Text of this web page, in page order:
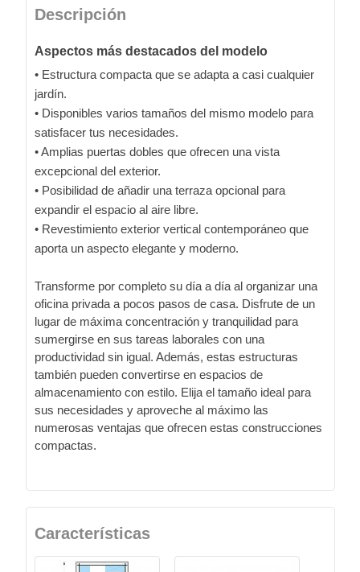
Descripción
Aspectos más destacados del modelo
• Estructura compacta que se adapta a casi cualquier
jardín.
• Disponibles varios tamaños del mismo modelo para
satisfacer tus necesidades.
• Amplias puertas dobles que ofrecen una vista
excepcional del exterior.
• Posibilidad de añadir una terraza opcional para
expandir el espacio al aire libre.
• Revestimiento exterior vertical contemporáneo que
aporta un aspecto elegante y moderno.
Transforme por completo su día a día al organizar una
oficina privada a pocos pasos de casa. Disfrute de un
lugar de máxima concentración y tranquilidad para
sumergirse en sus tareas laborales con una
productividad sin igual. Además, estas estructuras
también pueden convertirse en espacios de
almacenamiento con estilo. Elija el tamaño ideal para
sus necesidades y aproveche al máximo las
numerosas ventajas que ofrecen estas construcciones
compactas.
Características